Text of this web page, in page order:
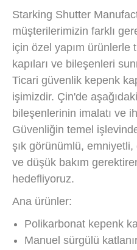
Starking Shutter
müşterilerimizin farklı
için özel yapım ürünlerle
kapıları ve bileşenleri
Ticari güvenlik kepenk
işimizdir. Çin'de
bileşenlerinin imalatı ve
Güvenliğin temel
şık görünümlü, emniyetli,
ve düşük bakım
hedefliyoruz.
Ana ürünler:
Polikarbonat kepenk
Manuel sürgülü